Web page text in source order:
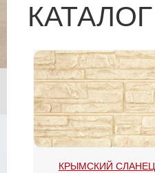
КАТАЛОГ
КРЫМСКИЙ СЛАНЕЦ